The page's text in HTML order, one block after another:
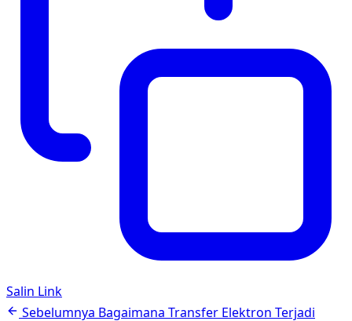
Salin Link
Navigasi
Sebelumnya Bagaimana Transfer Elektron Terjadi